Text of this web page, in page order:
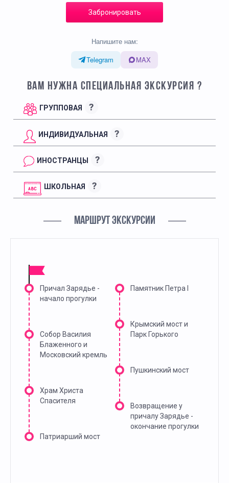
Забронировать
Напишите нам:
Telegram
MAX
ВАМ НУЖНА СПЕЦИАЛЬНАЯ ЭКСКУРСИЯ ?
ГРУППОВАЯ ?
ИНДИВИДУАЛЬНАЯ ?
ИНОСТРАНЦЫ ?
ШКОЛЬНАЯ ?
МАРШРУТ ЭКСКУРСИИ
Причал Зарядье -
начало прогулки
Собор Василия
Блаженного и
Московский кремль
Храм Христа
Спасителя
Патриарший мост
Памятник Петра I
Крымский мост и
Парк Горького
Пушкинский мост
Возвращение у
причалу Зарядье -
окончание прогулки